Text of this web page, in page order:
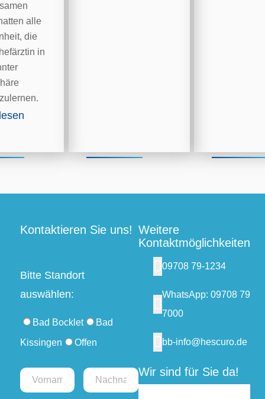
alle
die
in
Kontaktieren Sie uns!
Bitte Standort
auswählen:
Bad Bocklet
Bad
Kissingen
Offen
Weitere
Kontaktmöglichkeiten
09708 79-1234
WhatsApp: 09708 79
7000
bb-info@hescuro.de
Wir sind für Sie da!